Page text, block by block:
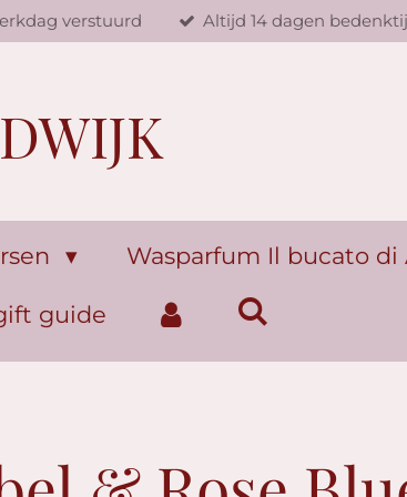
verstuurd Altijd 14 dagen
Wasparfum Il bucato di
guide